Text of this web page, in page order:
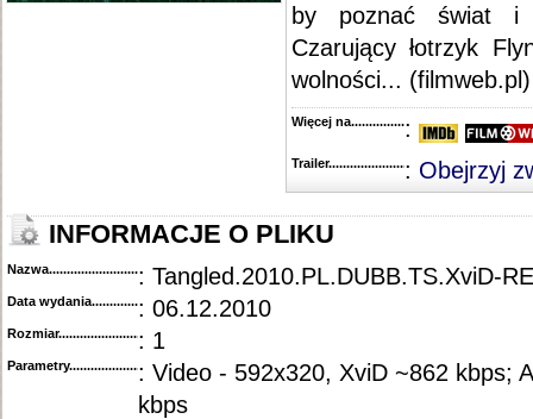
by poznać świat i
Czarujący łotrzyk
wolności... (filmweb.pl)
Więcej na........................................
:
Trailer...........................................
: Obejrzyj
INFORMACJE O PLIKU
Nazwa.............................................: Tangled.2010.PL.DUBB.TS.XviD-
Data wydania......................................
: 06.12.2010
Rozmiar...........................................
: 1
Parametry.........................................: Video - 592x320, XviD ~862 kbps;
kbps